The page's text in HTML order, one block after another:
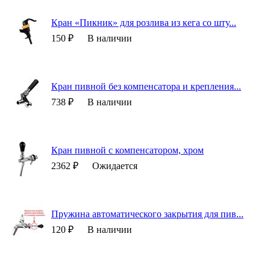
Кран «Пикник» для розлива из кега со шту...
150 ₽
В наличии
Кран пивной без компенсатора и крепления...
738 ₽
В наличии
Кран пивной с компенсатором, хром
2362 ₽
Ожидается
Пружина автоматического закрытия для пив...
120 ₽
В наличии